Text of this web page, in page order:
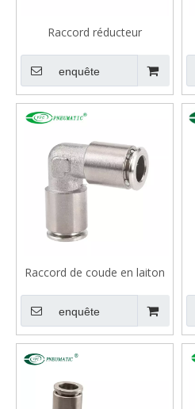
Raccord réducteur
enquête
Raccord de coude en laiton
enquête